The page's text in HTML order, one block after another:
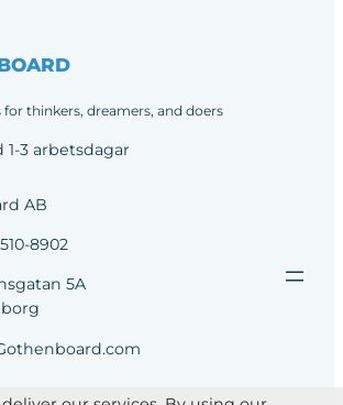
for thinkers, dreamers, and doers
1-3 arbetsdagar
AB
8902
5A